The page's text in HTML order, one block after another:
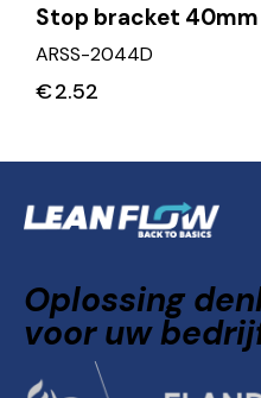
Stop bracket 40mm
ARSS-2044D
€2.52
Oplossing
voor uw